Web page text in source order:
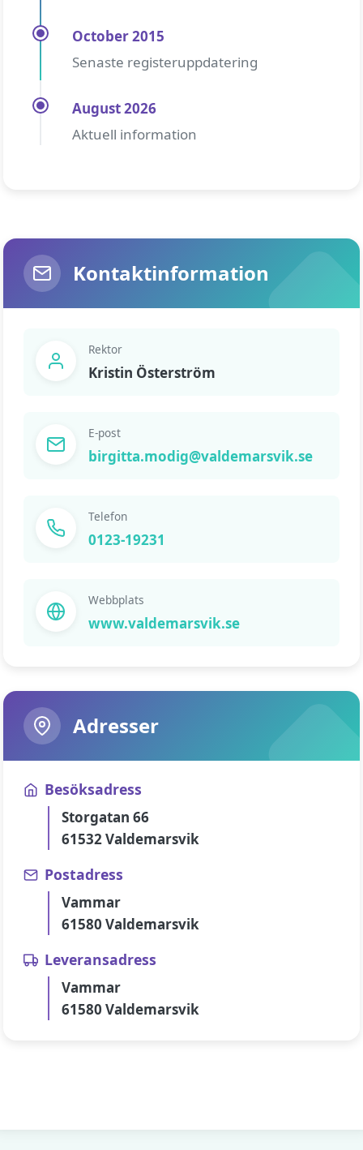
October 2015
Senaste registeruppdatering
August 2026
Aktuell information
Kontaktinformation
Rektor
Kristin Österström
E-post
birgitta.modig@valdemarsvik.se
Telefon
0123-19231
Webbplats
www.valdemarsvik.se
Adresser
Besöksadress
Storgatan 66
61532 Valdemarsvik
Postadress
Vammar
61580 Valdemarsvik
Leveransadress
Vammar
61580 Valdemarsvik